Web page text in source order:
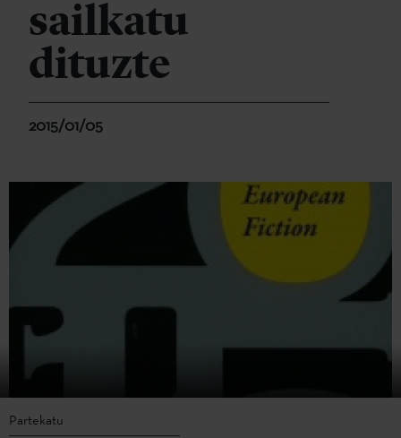
sailkatu
dituzte
2015/01/05
Partekatu